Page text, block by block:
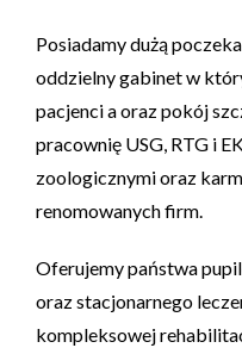
Posiadamy dużą
oddzielny gabinet w
pacjenci a oraz pokój
pracownię USG, RTG i
zoologicznymi oraz
renomowanych firm.
Oferujemy państwa
oraz stacjonarnego
kompleksowej